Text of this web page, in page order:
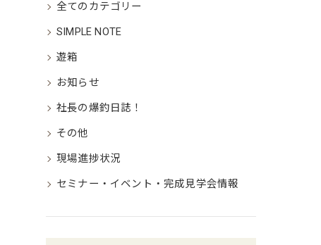
全てのカテゴリー
SIMPLE NOTE
遊箱
お知らせ
社長の爆釣日誌！
その他
現場進捗状況
セミナー・イベント・完成見学会情報